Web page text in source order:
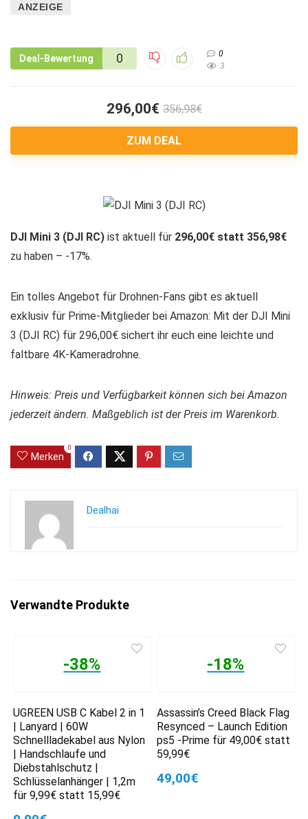
ANZEIGE
Deal-Bewertung 0
0
3
296,00€ 356,98€
ZUM DEAL
DJI Mini 3 (DJI RC) ist aktuell für 296,00€ statt 356,98€
zu haben – -17%.
Ein tolles Angebot für Drohnen-Fans gibt es aktuell
exklusiv für Prime-Mitglieder bei Amazon: Mit der DJI Mini
3 (DJI RC) für 296,00€ sichert ihr euch eine leichte und
faltbare 4K-Kameradrohne.
Hinweis: Preis und Verfügbarkeit können sich bei Amazon
jederzeit ändern. Maßgeblich ist der Preis im Warenkorb.
Merken
0
Dealhai
Verwandte Produkte
-38%
UGREEN USB C Kabel 2 in 1
| Lanyard | 60W
Schnellladekabel aus Nylon
| Handschlaufe und
Diebstahlschutz |
Schlüsselanhänger | 1,2m
für 9,99€ statt 15,99€
-18%
Assassin’s Creed Black Flag
Resynced – Launch Edition
ps5 -Prime für 49,00€ statt
59,99€
49,00€